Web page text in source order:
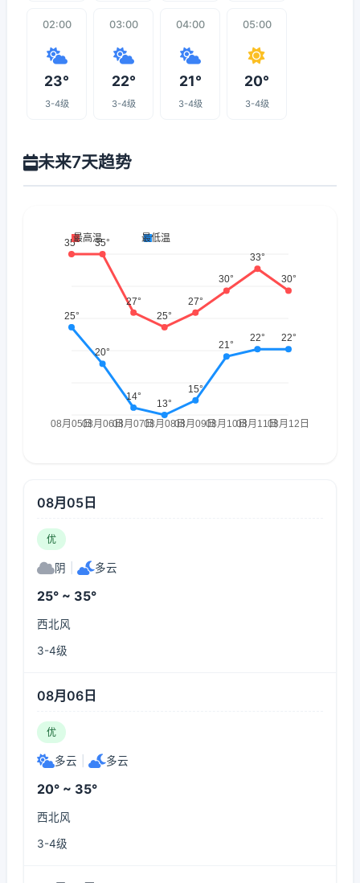
02:00
23°
3-4级
03:00
22°
3-4级
04:00
21°
3-4级
05:00
20°
3-4级
未来7天趋势
08月05日
优
阴 多云
25° ~ 35°
西北风
3-4级
08月06日
优
多云 多云
20° ~ 35°
西北风
3-4级